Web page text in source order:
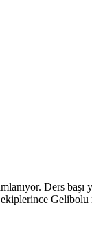
Ders
Gelibolu